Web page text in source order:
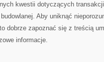
kwestii dotyczących
Aby uniknąć
dobrze zapoznać ⁤się z ‍treścią
informacje.